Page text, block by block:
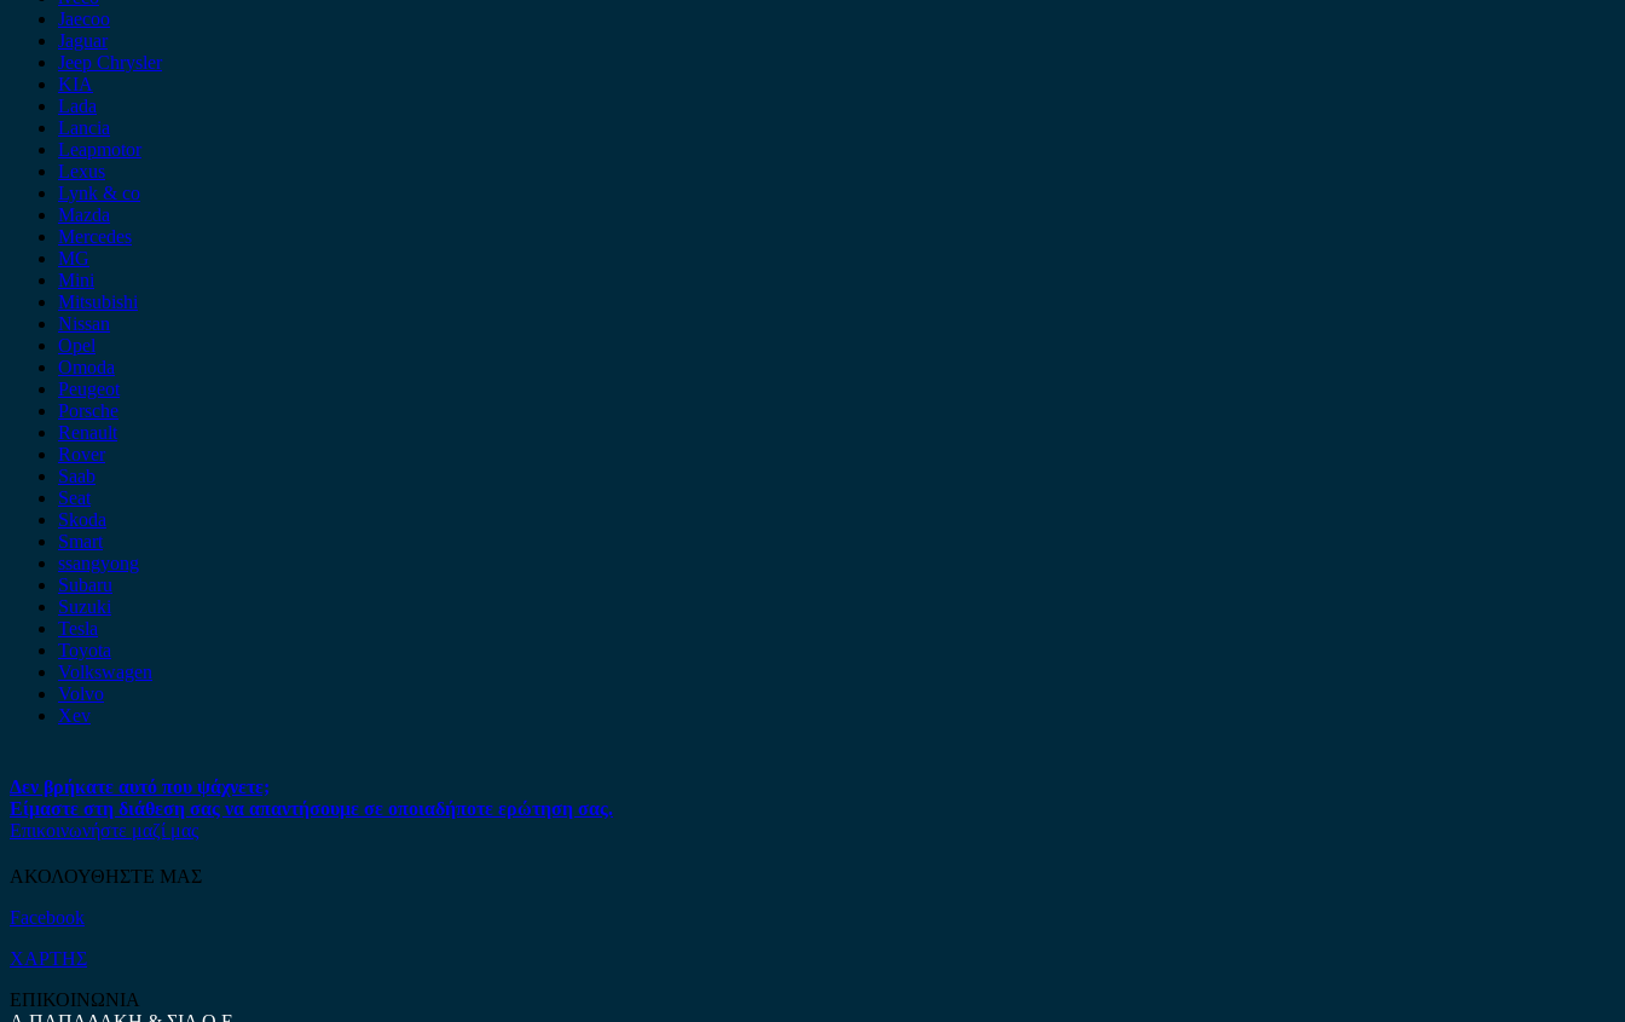
Jaecoo
Jaguar
Jeep Chrysler
KIA
Lada
Lancia
Leapmotor
Lexus
Lynk & co
Mazda
Mercedes
MG
Mini
Mitsubishi
Nissan
Opel
Omoda
Peugeot
Porsche
Renault
Rover
Saab
Seat
Skoda
Smart
ssangyong
Subaru
Suzuki
Tesla
Toyota
Volkswagen
Volvo
Xev
Δεν βρήκατε αυτό που ψάχνετε;
Είμαστε στη διάθεση σας να απαντήσουμε σε οποιαδήποτε ερώτηση σας.
Επικοινωνήστε μαζί μας
ΑΚΟΛΟΥΘΗΣΤΕ ΜΑΣ
Facebook
ΧΑΡΤΗΣ
ΕΠΙΚΟΙΝΩΝΙΑ